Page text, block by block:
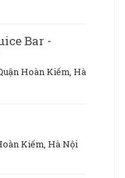
Bar -
Hoàn Kiếm, Hà
Kiếm, Hà Nội